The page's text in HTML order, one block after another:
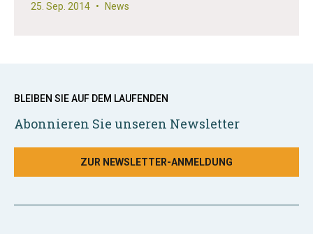
25. Sep. 2014 • News
BLEIBEN SIE AUF DEM LAUFENDEN
Abonnieren Sie unseren Newsletter
ZUR NEWSLETTER-ANMELDUNG